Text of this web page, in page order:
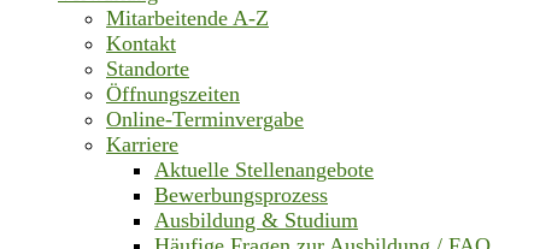
Mitarbeitende A-Z
Kontakt
Standorte
Öffnungszeiten
Online-Terminvergabe
Karriere
Aktuelle Stellenangebote
Bewerbungsprozess
Ausbildung & Studium